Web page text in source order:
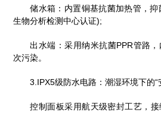
储水箱：内置铜基抗菌加热管，
生物分析检测中心认证);
出水端：采用纳米抗菌PPR管路
次污染。
3.IPX5级防水电路：潮湿环境下的“
控制面板采用航天级密封工艺，